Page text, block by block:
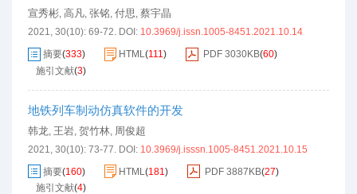
宣秀彬 高凡 张铭 付思 蔡宇晶
2021, 30(10): 69-72. DOI: 10.3969/j.issn.1005-8451.2021.10.14
摘要(333) HTML (111 ) PDF 3030KB(60)
施引文献(3)
地铁列车制动仿真软件的开发
韩龙 王岩 贺竹林 周俊超
2021, 30(10): 73-77. DOI: 10.3969/j.isssn.1005-8451.2021.10.15
摘要(160) HTML (181 ) PDF 3887KB(27)
施引文献(4)